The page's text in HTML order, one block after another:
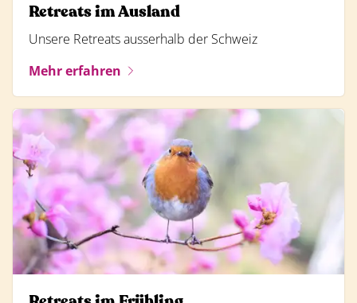
Retreats im Ausland
Unsere Retreats ausserhalb der Schweiz
Mehr erfahren